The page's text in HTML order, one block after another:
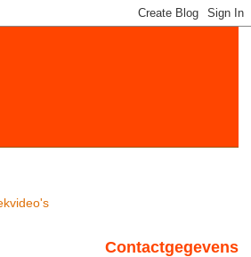
Contactgegevens